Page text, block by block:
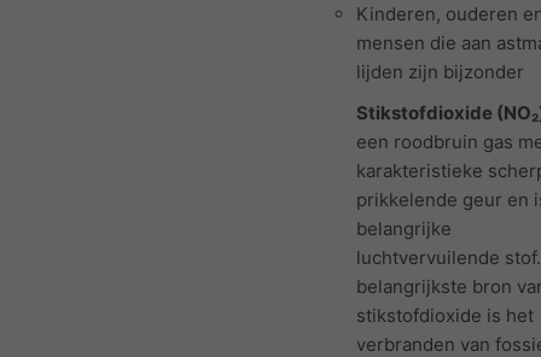
Kinderen, ouderen
mensen die aan
lijden zijn bijzonder
Stikstofdioxide
een roodbruin gas
karakteristieke
prikkelende geur en
belangrijke
luchtvervuilende
belangrijkste bron
stikstofdioxide is het
verbranden van